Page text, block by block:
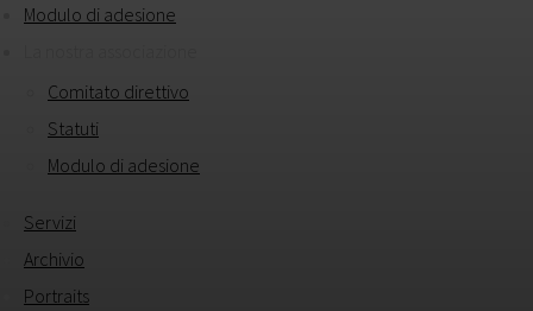
Modulo di adesione
Comitato direttivo
Statuti
Modulo di adesione
Servizi
Archivio
Portraits